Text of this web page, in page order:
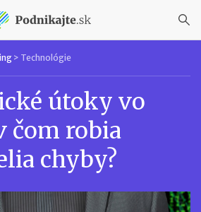
> Technológie
útoky vo
čom robia
chyby?